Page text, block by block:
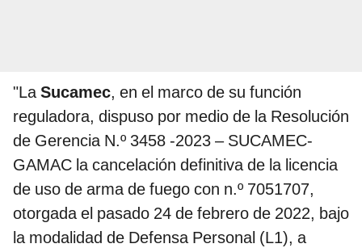
"LaSucamec, en el marco de su función
reguladora, dispuso por medio de la Resolución
de Gerencia N.º 3458 -2023 – SUCAMEC-
GAMAC la cancelación definitiva de la licencia
de uso de arma de fuego con n.º 7051707,
otorgada el pasado 24 de febrero de 2022, bajo
la modalidad de Defensa Personal (L1), a